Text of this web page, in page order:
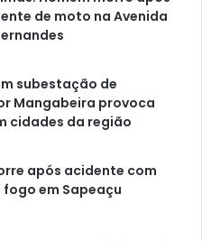
de moto na Avenida
subestação de
Mangabeira provoca
cidades da região
após acidente com
em Sapeaçu